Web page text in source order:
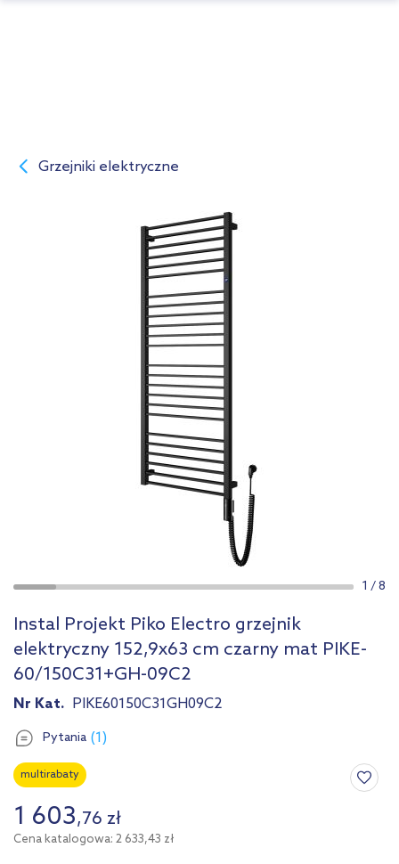
Grzejniki elektryczne
1 /8
Instal Projekt Piko Electro grzejnik
elektryczny 152,9x63 cm czarny mat PIKE-
60/150C31+GH-09C2
Nr Kat. PIKE60150C31GH09C2
Pytania (1)
multirabaty
1 603,76 zł
Cena katalogowa: 2 633,43 zł